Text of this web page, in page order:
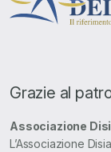
Grazie al
Associazione
L’Associazione